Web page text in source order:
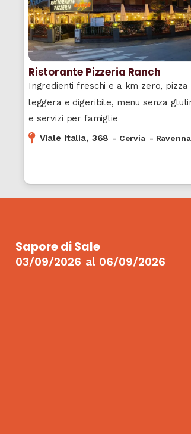
Ristorante Pizzeria Ranch
Ingredienti freschi e a km zero, pizza
leggera e digeribile, menu senza
e servizi per famiglie
Viale Italia, 368 - Cervia - Ravenna
Sapore di Sale
03/09/2026 al 06/09/2026